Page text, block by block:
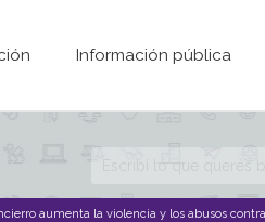
Información pública
Formulario
aumenta la violencia y los abusos